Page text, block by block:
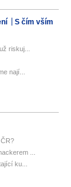
S čím vším
riskuj...
nají...
...
ku...